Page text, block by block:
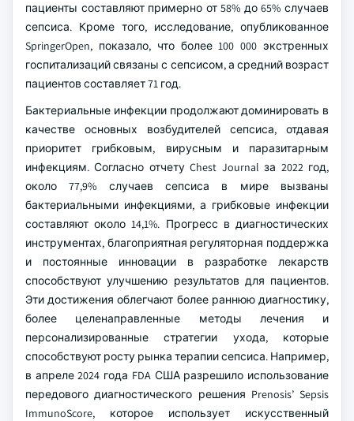
пациенты составляют примерно от 58% до 65% случаев
сепсиса. Кроме того, исследование, опубликованное
SpringerOpen, показало, что более 100 000 экстренных
госпитализаций связаны с сепсисом, а средний возраст
пациентов составляет 71 год.
Бактериальные инфекции продолжают доминировать в
качестве основных возбудителей сепсиса, отдавая
приоритет грибковым, вирусным и паразитарным
инфекциям. Согласно отчету Chest Journal за 2022 год,
около 77,9% случаев сепсиса в мире вызваны
бактериальными инфекциями, а грибковые инфекции
составляют около 14,1%. Прогресс в диагностических
инструментах, благоприятная регуляторная поддержка
и постоянные инновации в разработке лекарств
способствуют улучшению результатов для пациентов.
Эти достижения облегчают более раннюю диагностику,
более целенаправленные методы лечения и
персонализированные стратегии ухода, которые
способствуют росту рынка терапии сепсиса. Например,
в апреле 2024 года FDA США разрешило использование
передового диагностического решения Prenosis’ Sepsis
ImmunoScore, которое использует искусственный